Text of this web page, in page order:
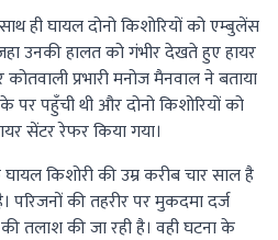
ही घायल दोनो किशोरियों को एम्बुलेंस
उनकी हालत को गंभीर देखते हुए हायर
प्रभारी मनोज मैनवाल ने बताया
पहुँची थी और दोनो किशोरियों को
सेंटर रेफर किया गया।
किशोरी की उम्र करीब चार साल है
की तहरीर पर मुकदमा दर्ज
तलाश की जा रही है। वही घटना के